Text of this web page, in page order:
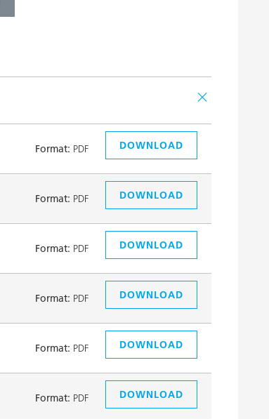
Format: PDF DOWNLOAD
Format: PDF DOWNLOAD
Format: PDF DOWNLOAD
Format: PDF DOWNLOAD
Format: PDF DOWNLOAD
Format: PDF DOWNLOAD